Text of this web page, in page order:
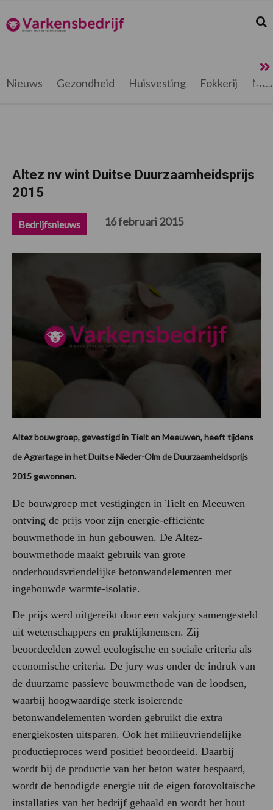
de
hoofdnavigatie
de
hoofd
de
eerste
de
voettekst
Varkensbedrijf.be
Nieuws Gezondheid Huisvesting Fokkerij
Altez nv wint Duitse Duurzaamheidsprijs
2015
Bedrijfsnieuws 16 februari 2015
Altez bouwgroep, gevestigd in Tielt en Meeuwen, heeft tijdens
de Agrartage in het Duitse Nieder-Olm de Duurzaamheidsprijs
2015 gewonnen.
De bouwgroep met vestigingen in Tielt en Meeuwen
ontving de prijs voor zijn energie-efficiënte
bouwmethode in hun gebouwen. De Altez-
bouwmethode maakt gebruik van grote
onderhoudsvriendelijke betonwandelementen met
ingebouwde warmte-isolatie.
De prijs werd uitgereikt door een vakjury samengesteld
uit wetenschappers en praktijkmensen. Zij
beoordeelden zowel ecologische en sociale criteria als
economische criteria. De jury was onder de indruk van
de duurzame passieve bouwmethode van de loodsen,
waarbij hoogwaardige sterk isolerende
betonwandelementen worden gebruikt die extra
energiekosten uitsparen. Ook het milieuvriendelijke
productieproces werd positief beoordeeld. Daarbij
wordt bij de productie van het beton water bespaard,
wordt de benodigde energie uit de eigen fotovoltaïsche
installaties van het bedrijf gehaald en wordt het hout